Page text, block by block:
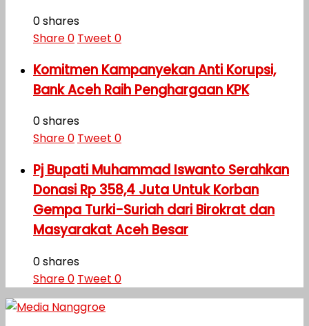
0 shares
Share0 Tweet 0
Komitmen Kampanyekan Anti Korupsi,
Bank Aceh Raih Penghargaan KPK
0 shares
Share0 Tweet 0
Pj Bupati Muhammad Iswanto Serahkan
Donasi Rp 358,4 Juta Untuk Korban
Gempa Turki-Suriah dari Birokrat dan
Masyarakat Aceh Besar
0 shares
Share0 Tweet 0